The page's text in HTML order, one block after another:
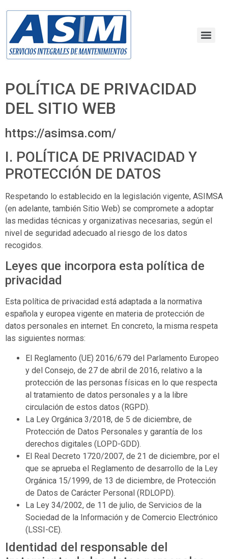
POLÍTICA DE PRIVACIDAD
DEL SITIO WEB
https://asimsa.com/
I. POLÍTICA DE PRIVACIDAD Y
PROTECCIÓN DE DATOS
Respetando lo establecido en la legislación vigente, ASIMSA
(en adelante, también Sitio Web) se compromete a adoptar
las medidas técnicas y organizativas necesarias, según el
nivel de seguridad adecuado al riesgo de los datos
recogidos.
Leyes que incorpora esta política de
privacidad
Esta política de privacidad está adaptada a la normativa
española y europea vigente en materia de protección de
datos personales en internet. En concreto, la misma respeta
las siguientes normas:
El Reglamento (UE) 2016/679 del Parlamento Europeo
y del Consejo, de 27 de abril de 2016, relativo a la
protección de las personas físicas en lo que respecta
al tratamiento de datos personales y a la libre
circulación de estos datos (RGPD).
La Ley Orgánica 3/2018, de 5 de diciembre, de
Protección de Datos Personales y garantía de los
derechos digitales (LOPD-GDD).
El Real Decreto 1720/2007, de 21 de diciembre, por el
que se aprueba el Reglamento de desarrollo de la Ley
Orgánica 15/1999, de 13 de diciembre, de Protección
de Datos de Carácter Personal (RDLOPD).
La Ley 34/2002, de 11 de julio, de Servicios de la
Sociedad de la Información y de Comercio Electrónico
(LSSI-CE).
Identidad del responsable del